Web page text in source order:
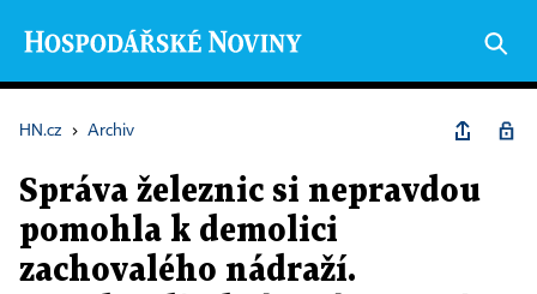
HN.cz › Archiv
Správa železnic si nepravdou
pomohla k demolici
zachovalého nádraží.